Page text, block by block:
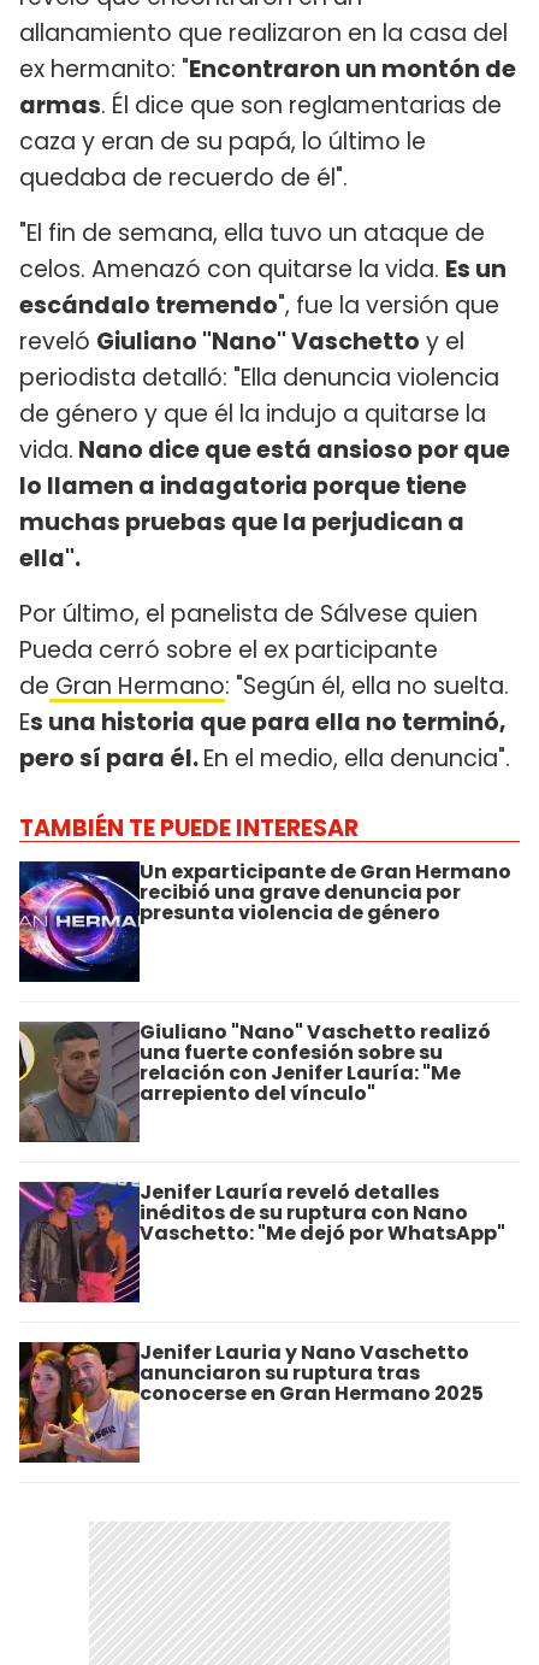
allanamiento que realizaron en la casa del
ex hermanito: "Encontraron un montón de
armas. Él dice que son reglamentarias de
caza y eran de su papá, lo último le
quedaba de recuerdo de él".
"El fin de semana, ella tuvo un ataque de
celos. Amenazó con quitarse la vida. Es un
escándalo tremendo", fue la versión que
reveló Giuliano "Nano" Vaschetto y el
periodista detalló: "Ella denuncia violencia
de género y que él la indujo a quitarse la
vida. Nano dice que está ansioso por que
lo llamen a indagatoria porque tiene
muchas pruebas que la perjudican a
ella".
Por último, el panelista de Sálvese quien
Pueda cerró sobre el ex participante
de Gran Hermano: "Según él, ella no suelta.
Es una historia que para ella no terminó,
pero sí para él.En el medio, ella denuncia".
TAMBIÉN TE PUEDE INTERESAR
Un exparticipante de Gran Hermano
recibió una grave denuncia por
presunta violencia de género
Giuliano "Nano" Vaschetto realizó
una fuerte confesión sobre su
relación con Jenifer Lauría: "Me
arrepiento del vínculo"
Jenifer Lauría reveló detalles
inéditos de su ruptura con Nano
Vaschetto: "Me dejó por WhatsApp"
Jenifer Lauria y Nano Vaschetto
anunciaron su ruptura tras
conocerse en Gran Hermano 2025